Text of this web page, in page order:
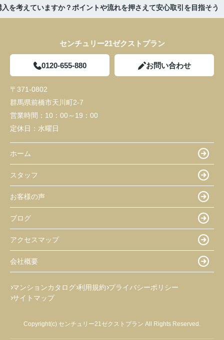
を考えていますか？ポイントや流れを押さえて安心取引を目指そう
センチュリー21ゼクストプラン
0120-655-880 お問い合わせ
〒371-0802
群馬県前橋市天川町2-7
営業時間： 10：00～19：00
定休日： 水曜日
ホーム
スタッフ
お客様の声
ブログ
アクセスマップ
会社概要
マンションカタログ 利用規約 プライバシーポリシー
サイトマップ
Copyright(c) センチュリー21ゼクストプラン All Rights Reserved.